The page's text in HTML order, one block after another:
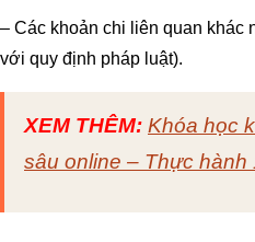
– Các khoản chi liên quan khác
với quy định pháp luật).
XEM THÊM: Khóa học
sâu online – Thực hành